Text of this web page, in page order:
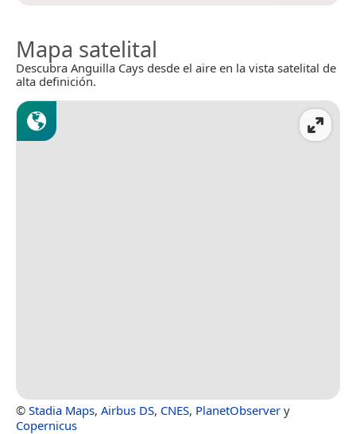
Mapa satelital
Descubra Anguilla Cays desde el aire en la vista satelital de
alta definición.
© Stadia Maps, Airbus DS, CNES, PlanetObserver y
Copernicus